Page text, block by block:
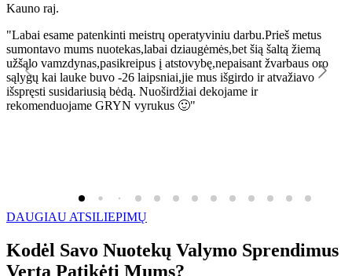
Kauno raj.
"Labai esame patenkinti meistrų operatyviniu darbu.Prieš metus
sumontavo mums nuotekas,labai dziaugėmės,bet šią šaltą žiemą
užšąlo vamzdynas,pasikreipus į atstovybę,nepaisant žvarbaus oro
sąlygų kai lauke buvo -26 laipsniai,jie mus išgirdo ir atvažiavo
išspręsti susidariusią bėdą. Nuoširdžiai dekojame ir
rekomenduojame GRYN vyrukus 🙂"
DAUGIAU ATSILIEPIMŲ
Kodėl Savo Nuotekų Valymo Sprendimus
Verta Patikėti Mums?